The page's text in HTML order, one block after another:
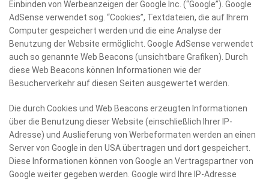
Einbinden von Werbeanzeigen der Google Inc. (“Google”). Google
AdSense verwendet sog. “Cookies”, Textdateien, die auf Ihrem
Computer gespeichert werden und die eine Analyse der
Benutzung der Website ermöglicht. Google AdSense verwendet
auch so genannte Web Beacons (unsichtbare Grafiken). Durch
diese Web Beacons können Informationen wie der
Besucherverkehr auf diesen Seiten ausgewertet werden.
Die durch Cookies und Web Beacons erzeugten Informationen
über die Benutzung dieser Website (einschließlich Ihrer IP-
Adresse) und Auslieferung von Werbeformaten werden an einen
Server von Google in den USA übertragen und dort gespeichert.
Diese Informationen können von Google an Vertragspartner von
Google weiter gegeben werden. Google wird Ihre IP-Adresse